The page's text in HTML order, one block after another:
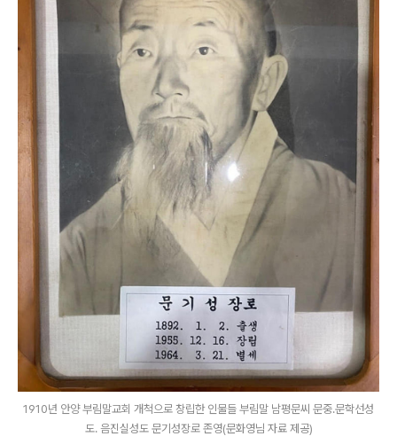
1910년 안양 부림말교회 개척으로 창립한 인물들 부림말 남평문씨 문중.문학선성
도. 음진실성도 문기성장로 존영(문화영님 자료 제공)